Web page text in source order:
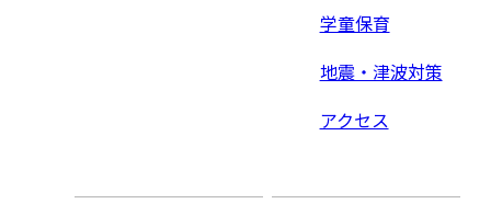
学童保育
地震・津波対策
アクセス